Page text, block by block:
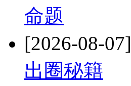
命题
[2026-08-07]
出圈秘籍